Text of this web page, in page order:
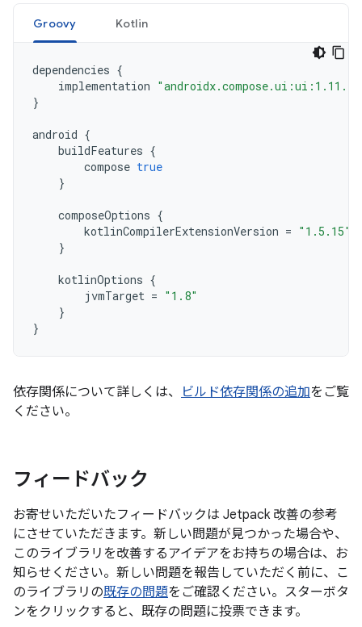
Groovy Kotlin
dependencies {
implementation "androidx.compose.ui:ui:1.11.4"
}
android {
buildFeatures {
compose true
}
composeOptions {
kotlinCompilerExtensionVersion = "1.5.15"
}
kotlinOptions {
jvmTarget = "1.8"
}
}
依存関係について詳しくは、 ビルド依存関係の追加をご覧
ください。
フィードバック
お寄せいただいたフィードバックは Jetpack 改善の参考
にさせていただきます。新しい問題が見つかった場合や、
このライブラリを改善するアイデアをお持ちの場合は、お
知らせください。新しい問題を報告していただく前に、こ
のライブラリの既存の問題をご確認ください。スターボタ
ンをクリックすると、既存の問題に投票できます。